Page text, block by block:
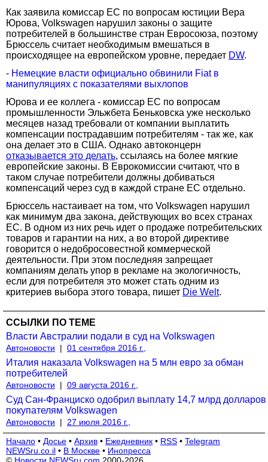
Как заявила комиссар ЕС по вопросам юстиции Вера
Юрова, Volkswagen нарушил законы о защите
потребителей в большинстве стран Евросоюза, поэтому
Брюссель считает необходимым вмешаться в
происходящее на европейском уровне, передает DW.
- Немецкие власти официально обвинили Fiat в
манипуляциях с показателями выхлопов
Юрова и ее коллега - комиссар ЕС по вопросам
промышленности Эльжбета Беньковска уже несколько
месяцев назад требовали от компании выплатить
компенсации пострадавшим потребителям - так же, как
она делает это в США. Однако автоконцерн
отказывается это делать, ссылаясь на более мягкие
европейские законы. В Еврокомиссии считают, что в
таком случае потребители должны добиваться
компенсаций через суд в каждой стране ЕС отдельно.
Брюссель настаивает на том, что Volkswagen нарушил
как минимум два закона, действующих во всех странах
ЕС. В одном из них речь идет о продаже потребительских
товаров и гарантии на них, а во второй директиве
говорится о недобросовестной коммерческой
деятельности. При этом последняя запрещает
компаниям делать упор в рекламе на экологичность,
если для потребителя это может стать одним из
критериев выбора этого товара, пишет Die Welt.
ССЫЛКИ ПО ТЕМЕ
Власти Австралии подали в суд на Volkswagen
Автоновости | 01 сентября 2016 г.,
Италия наказала Volkswagen на 5 млн евро за обман
потребителей
Автоновости | 09 августа 2016 г.,
Суд Сан-Франциско одобрил выплату 14,7 млрд долларов
покупателям Volkswagen
Автоновости |
27 июля 2016 г.,
Начало • Досье • Архив • Ежедневник • RSS • Telegram
NEWSru.co.il • В Москве • Инопресса
© Новости NEWSru.com 2000-2026